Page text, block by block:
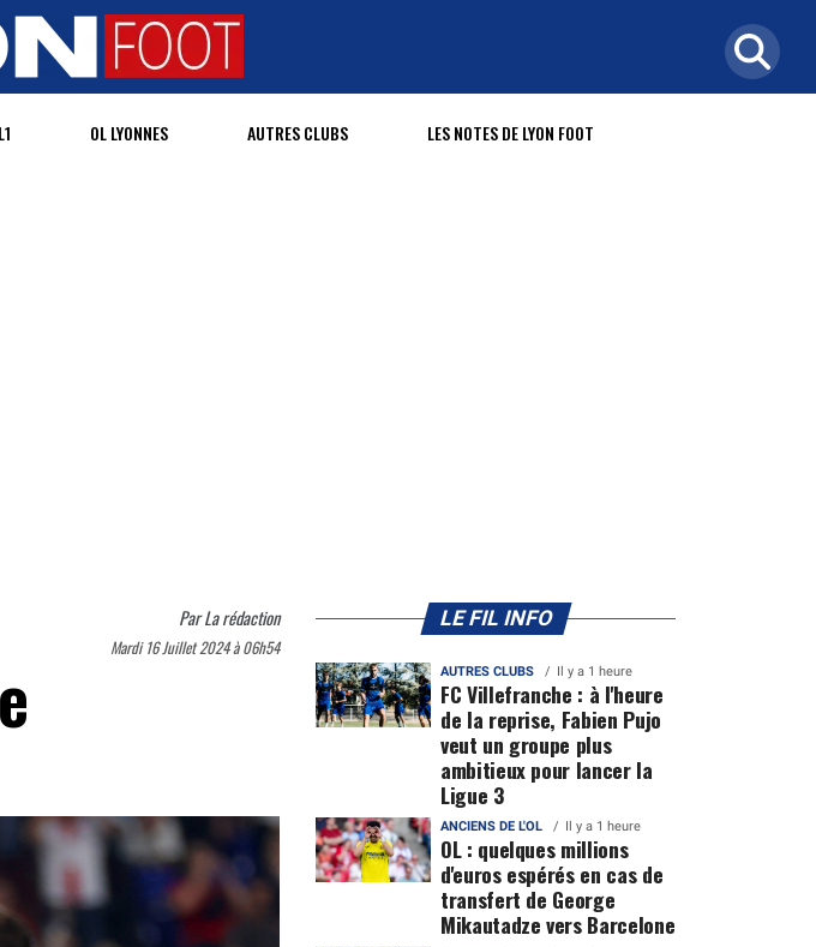
OL LYONNES AUTRES CLUBS LES NOTES DE LYON FOOT
ParLa rédaction
Mardi 16 Juillet 2024 à 06h54
LE FIL INFO
AUTRES CLUBS Il y a 1 heure
FC Villefranche : à l'heure
de la reprise, Fabien Pujo
veut un groupe plus
ambitieux pour lancer la
Ligue 3
ANCIENS DE L'OL Il y a 1 heure
OL : quelques millions
d'euros espérés en cas de
transfert de George
Mikautadze vers Barcelone